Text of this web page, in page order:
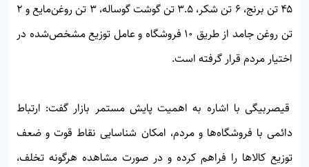
۴۵ تن برنج، ۶ تن شکر، ۳.۵ تن گوشت گوساله، ۳ تن روغن‌مایع و ۲
تن روغن جامد از طریق ۱۰ فروشگاه و عامل توزیع مشخص‌شده در
اختیار مردم قرار گرفته است.
قیصربیگی با اشاره به اهمیت پایش مستمر بازار گفت: ارتباط
دائمی با فروشگاه‌ها و مردم، امکان شناسایی نقاط قوت و ضعف
توزیع کالاها را فراهم کرده و در صورت مشاهده هرگونه تخلف،